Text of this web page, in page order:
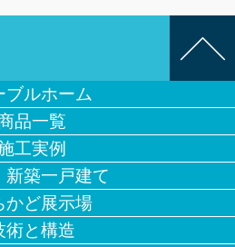
ブルホーム
品一覧
工実例
新築一戸建て
かど展示場
術と構造